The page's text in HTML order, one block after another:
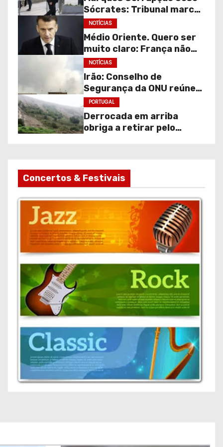
Sócrates: Tribunal marca
audição de gravações
para julgamento
continuar.
NOTÍCIAS
Médio Oriente. Quero ser
muito claro: França não
faz parte desta guerra!
NOTÍCIAS
Irão: Conselho de
Segurança da ONU reúne
de emergência.
PORTUGAL
Derrocada em arriba
obriga a retirar pelo
Concertos & Festivais